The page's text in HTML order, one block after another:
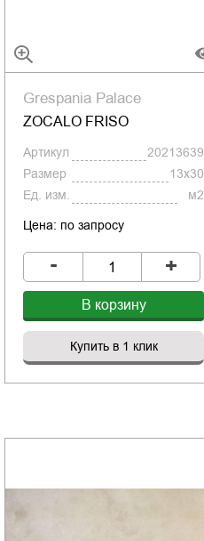
Grespania Palace
ZOCALO FRISO
Артикул
20213639
Размер
13x30
Ед. изм.
м2
Цена: по запросу
- +
В корзину
Купить в 1 клик